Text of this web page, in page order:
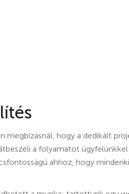
megbízásnál, hogy a dedikált
a folyamatot
ahhoz, hogy